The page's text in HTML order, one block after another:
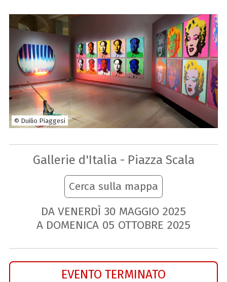
© Duilio Piaggesi
Gallerie d'Italia - Piazza Scala
Cerca sulla mappa
DA VENERDÌ 30 MAGGIO 2025
A DOMENICA 05 OTTOBRE 2025
EVENTO TERMINATO